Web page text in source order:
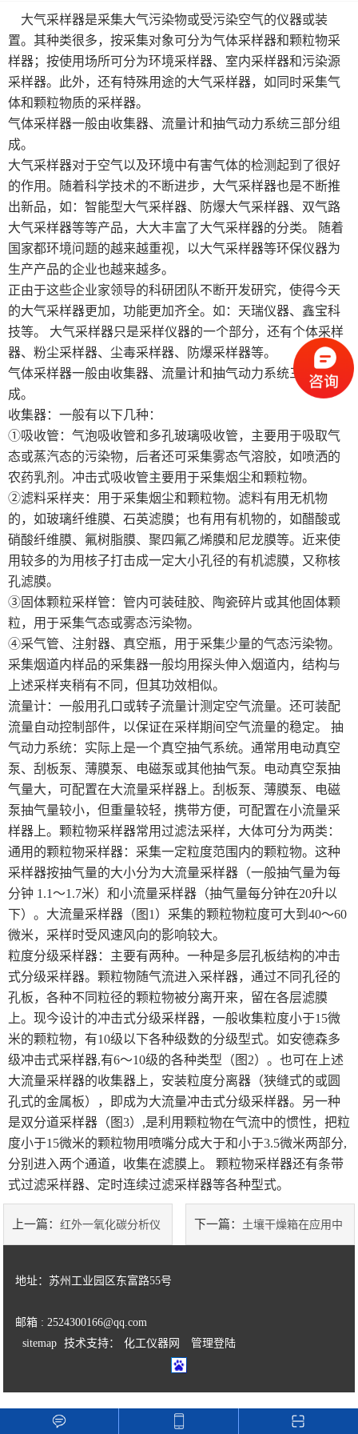
大气采样器
微生物采样器
气体检测仪系列
消解仪
测汞仪
水质检测仪
粉尘检测仪
标准采样设备
培养箱、试验箱、电炉,保存箱
土壤干燥箱
冷却水循环机
振荡器、摇床
土壤检测仪器系列
电热板
实验室基础仪器
气体在线监测仪
大气环境检测仪器系列
美国EIT UV能量计
辐射防护|电磁波仪器系列
县级卫生监督机构体系主要装备配置清单
室内空气品质检测仪
泰仕仪器系列
食品卫生检测系列
水质、食品快检箱与采样箱
美国霍尼韦尔HONEYWELL
纯水机
Sartorius 赛多利斯电子天平
制冰机
加拿大BW
美国英思科ISC
大气采样器是采集大气污染物或受污染空气的仪器或装
置。其种类很多，按采集对象可分为气体采样器和颗粒物采
样器；按使用场所可分为环境采样器、室内采样器和污染源
采样器。此外，还有特殊用途的大气采样器，如同时采集气
体和颗粒物质的采样器。
气体采样器一般由收集器、流量计和抽气动力系统三部分组
成。
大气采样器对于空气以及环境中有害气体的检测起到了很好
的作用。随着科学技术的不断进步，大气采样器也是不断推
出新品，如：智能型大气采样器、防爆大气采样器、双气路
大气采样器等等产品，大大丰富了大气采样器的分类。 随着
国家都环境问题的越来越重视，以大气采样器等环保仪器为
生产产品的企业也越来越多。
正由于这些企业家领导的科研团队不断开发研究，使得今天
的大气采样器更加，功能更加齐全。如：天瑞仪器、鑫宝科
技等。 大气采样器只是采样仪器的一个部分，还有个体采样
器、粉尘采样器、尘毒采样器、防爆采样器等。
气体采样器一般由收集器、流量计和抽气动力系统三部分构
成。
收集器：一般有以下几种：
①吸收管：气泡吸收管和多孔玻璃吸收管，主要用于吸取气
态或蒸汽态的污染物，后者还可采集雾态气溶胶，如喷洒的
农药乳剂。冲击式吸收管主要用于采集烟尘和颗粒物。
②滤料采样夹：用于采集烟尘和颗粒物。滤料有用无机物
的，如玻璃纤维膜、石英滤膜；也有用有机物的，如醋酸或
硝酸纤维膜、氟树脂膜、聚四氟乙烯膜和尼龙膜等。近来使
用较多的为用核子打击成一定大小孔径的有机滤膜，又称核
孔滤膜。
③固体颗粒采样管：管内可装硅胶、陶瓷碎片或其他固体颗
粒，用于采集气态或雾态污染物。
④采气管、注射器、真空瓶，用于采集少量的气态污染物。
采集烟道内样品的采集器一般均用探头伸入烟道内，结构与
上述采样夹稍有不同，但其功效相似。
流量计：一般用孔口或转子流量计测定空气流量。还可装配
流量自动控制部件，以保证在采样期间空气流量的稳定。 抽
气动力系统：实际上是一个真空抽气系统。通常用电动真空
泵、刮板泵、薄膜泵、电磁泵或其他抽气泵。电动真空泵抽
气量大，可配置在大流量采样器上。刮板泵、薄膜泵、电磁
泵抽气量较小，但重量较轻，携带方便，可配置在小流量采
样器上。颗粒物采样器常用过滤法采样，大体可分为两类：
通用的颗粒物采样器：采集一定粒度范围内的颗粒物。这种
采样器按抽气量的大小分为大流量采样器（一般抽气量为每
分钟 1.1～1.7米）和小流量采样器（抽气量每分钟在20升以
下）。大流量采样器（图1）采集的颗粒物粒度可大到40～60
微米，采样时受风速风向的影响较大。
粒度分级采样器：主要有两种。一种是多层孔板结构的冲击
式分级采样器。颗粒物随气流进入采样器，通过不同孔径的
孔板，各种不同粒径的颗粒物被分离开来，留在各层滤膜
上。现今设计的冲击式分级采样器，一般收集粒度小于15微
米的颗粒物，有10级以下各种级数的分级型式。如安德森多
级冲击式采样器,有6～10级的各种类型（图2）。也可在上述
大流量采样器的收集器上，安装粒度分离器（狭缝式的或圆
孔式的金属板），即成为大流量冲击式分级采样器。另一种
是双分道采样器（图3）,是利用颗粒物在气流中的惯性，把粒
度小于15微米的颗粒物用喷嘴分成大于和小于3.5微米两部分,
分别进入两个通道，收集在滤膜上。 颗粒物采样器还有条带
式过滤采样器、定时连续过滤采样器等各种型式。
上一篇：红外一氧化碳分析仪 下一篇： 土壤干燥箱在应用中
地址：苏州工业园区东富路55号
邮箱 : 2524300166@qq.com
sitemap
技术支持： 化工仪器网 管理登陆